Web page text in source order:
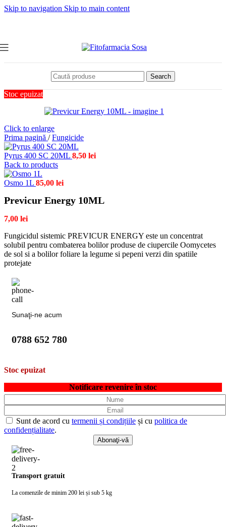
Skip to navigation Skip to main content
Search
Stoc epuizat
Click to enlarge
Prima pagină / Fungicide
Pyrus 400 SC 20ML 8,50 lei
Back to products
Osmo 1L 85,00 lei
Previcur Energy 10ML
7,00 lei
Fungicidul sistemic PREVICUR ENERGY este un concentrat
solubil pentru combaterea bolilor produse de ciupercile Oomycetes
de sol si a bolilor foliare la legume si pepeni verzi din spatiile
protejate
Sunaţi-ne acum
0788 652 780
Stoc epuizat
Notificare revenire în stoc
Sunt de acord cu termenii și condițiile și cu politica de
confidențialitate.
Transport gratuit
La comenzile de minim 200 lei și sub 5 kg